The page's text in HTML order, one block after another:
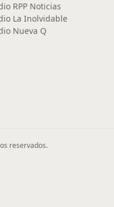
RPP Noticias
La Inolvidable
Nueva Q
reservados.